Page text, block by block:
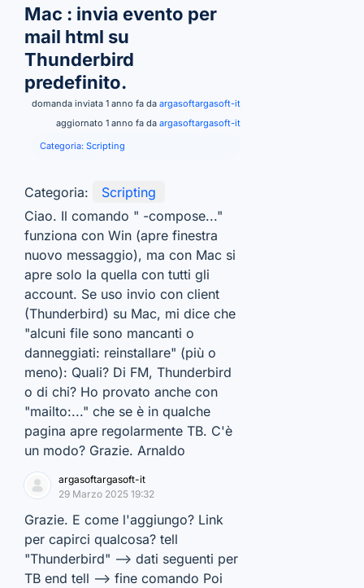
Mac : invia evento per
mail html su
Thunderbird
predefinito.
domanda inviata 1 anno fa da argasoftargasoft-it
aggiornato 1 anno fa da argasoftargasoft-it
Categoria: Scripting
Categoria:
Scripting
Ciao. Il comando " -compose..."
funziona con Win (apre finestra
nuovo messaggio), ma con Mac si
apre solo la quella con tutti gli
account. Se uso invio con client
(Thunderbird) su Mac, mi dice che
"alcuni file sono mancanti o
danneggiati: reinstallare" (più o
meno): Quali? Di FM, Thunderbird
o di chi? Ho provato anche con
"mailto:..." che se è in qualche
pagina apre regolarmente TB. C'è
un modo? Grazie. Arnaldo
argasoftargasoft-it
29 Marzo 2025 19:32
Grazie. E come l'aggiungo? Link
per capirci qualcosa? tell
"Thunderbird" --> dati seguenti per
TB end tell --> fine comando Poi